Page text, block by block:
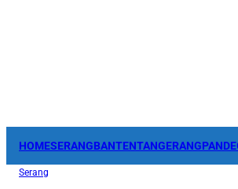
HOMESERANGBANTENTANGERANG
Serang